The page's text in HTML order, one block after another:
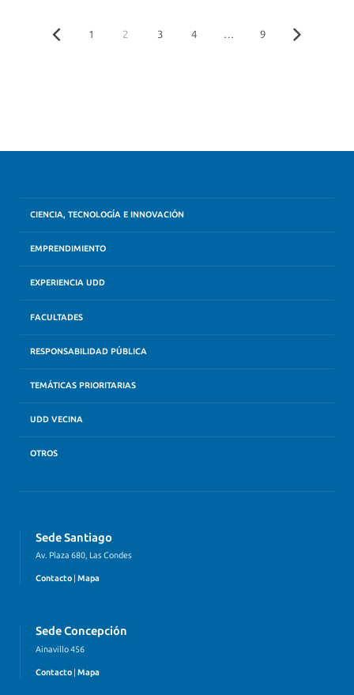
1 2 3 4 … 9
CIENCIA, TECNOLOGÍA E INNOVACIÓN
EMPRENDIMIENTO
EXPERIENCIA UDD
FACULTADES
RESPONSABILIDAD PÚBLICA
TEMÁTICAS PRIORITARIAS
UDD VECINA
OTROS
Sede Santiago
Av. Plaza 680, Las Condes
Contacto Mapa
Sede Concepción
Ainavillo 456
Contacto | Mapa